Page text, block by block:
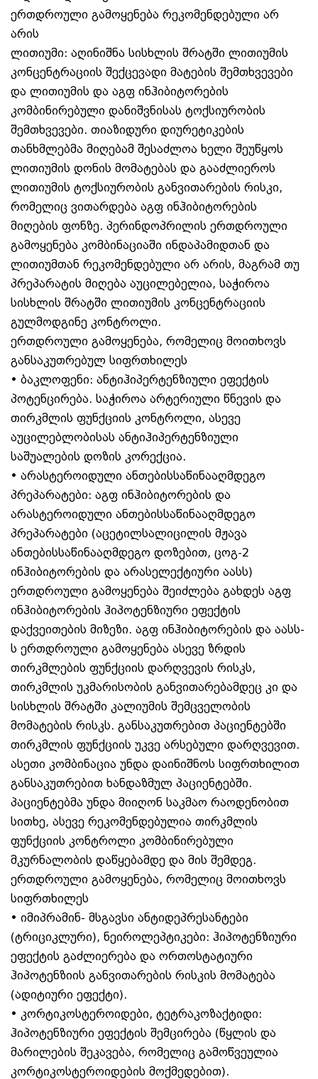
ერთდროული გამოყენება რეკომენდებული არ
არის
ლითიუმი: აღინიშნა სისხლის შრატში ლითიუმის
კონცენტრაციის შექცევადი მატების შემთხვევები
და ლითიუმის და აგფ ინჰიბიტორების
კომბინირებული დანიშვნისას ტოქსიურობის
შემთხვევები. თიაზიდური დიურეტიკების
თანხმლებმა მიღებამ შესაძლოა ხელი შეუწყოს
ლითიუმის დონის მომატებას და გააძლიეროს
ლითიუმის ტოქსიურობის განვითარების რისკი,
რომელიც ვითარდება აგფ ინჰიბიტორების
მიღების ფონზე. პერინდოპრილის ერთდროული
გამოყენება კომბინაციაში ინდაპამიდთან და
ლითიუმთან რეკომენდებული არ არის, მაგრამ თუ
პრეპარატის მიღება აუცილებელია, საჭიროა
სისხლის შრატში ლითიუმის კონცენტრაციის
გულმოდგინე კონტროლი.
ერთდროული გამოყენება, რომელიც მოითხოვს
განსაკუთრებულ სიფრთხილეს
• ბაკლოფენი: ანტიჰიპერტენზიული ეფექტის
პოტენცირება. საჭიროა არტერიული წნევის და
თირკმლის ფუნქციის კონტროლი, ასევე
აუცილებლობისას ანტიჰიპერტენზიული
საშუალების დოზის კორექცია.
• არასტეროიდული ანთებისსაწინააღმდეგო
პრეპარატები: აგფ ინჰიბიტორების და
არასტეროიდული ანთებისსაწინააღმდეგო
პრეპარატები (აცეტილსალიცილის მჟავა
ანთებისსაწინააღმდეგო დოზებით, ცოგ-2
ინჰიბიტორების და არასელექტიური აასს)
ერთდროული გამოყენება შეიძლება გახდეს აგფ
ინჰიბიტორების ჰიპოტენზიური ეფექტის
დაქვეითების მიზეზი. აგფ ინჰიბიტორების და აასს-
ს ერთდროული გამოყენება ასევე ზრდის
თირკმლების ფუნქციის დარღვევის რისკს,
თირკმლის უკმარისობის განვითარებამდეც კი და
სისხლის შრატში კალიუმის შემცველობის
მომატების რისკს. განსაკუთრებით პაციენტებში
თირკმლის ფუნქციის უკვე არსებული დარღვევით.
ასეთი კომბინაცია უნდა დაინიშნოს სიფრთხილით
განსაკუთრებით ხანდაზმულ პაციენტებში.
პაციენტებმა უნდა მიიღონ საკმაო რაოდენობით
სითხე, ასევე რეკომენდებულია თირკმლის
ფუნქციის კონტროლი კომბინირებული
მკურნალობის დაწყებამდე და მის შემდეგ.
ერთდროული გამოყენება, რომელიც მოითხოვს
სიფრთხილეს
• იმიპრამინ- მსგავსი ანტიდეპრესანტები
(ტრიციკლური), ნეიროლეპტიკები: ჰიპოტენზიური
ეფექტის გაძლიერება და ორთოსტატიური
ჰიპოტენზიის განვითარების რისკის მომატება
(ადიტიური ეფექტი).
• კორტიკოსტეროიდები, ტეტრაკოზაქტიდი:
ჰიპოტენზიური ეფექტის შემცირება (წყლის და
მარილების შეკავება, რომელიც გამოწვეულია
კორტიკოსტეროიდების მოქმედებით).